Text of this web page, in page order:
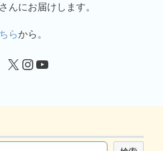
んにお届けします。
らから。